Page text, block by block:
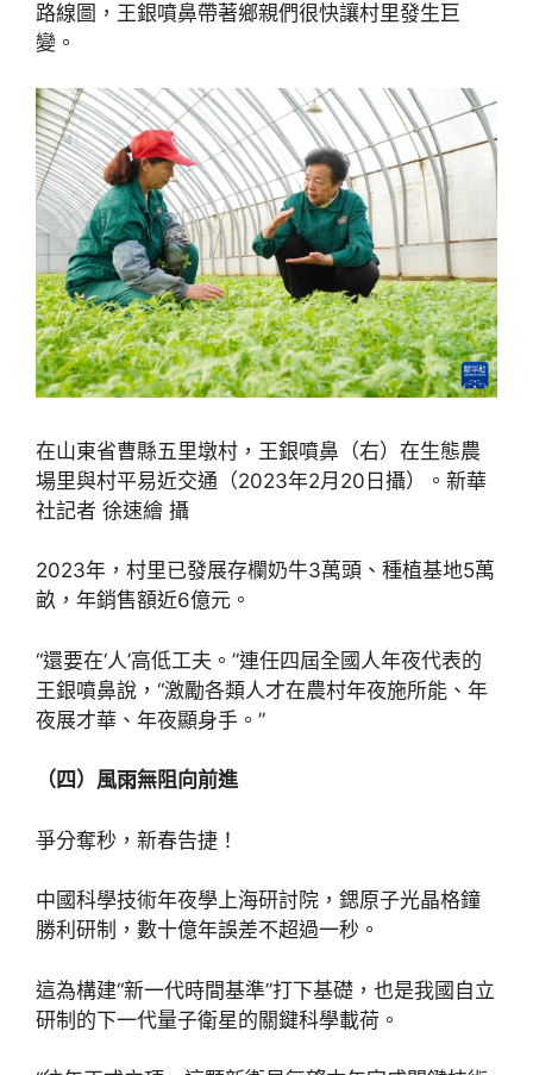
路線圖，王銀噴鼻帶著鄉親們很快讓村里發生巨
變。
在山東省曹縣五里墩村，王銀噴鼻（右）在生態農
場里與村平易近交通（2023年2月20日攝）。新華
社記者 徐速繪 攝
2023年，村里已發展存欄奶牛3萬頭、種植基地5萬
畝，年銷售額近6億元。
“還要在‘人’高低工夫。”連任四屆全國人年夜代表的
王銀噴鼻說，“激勵各類人才在農村年夜施所能、年
夜展才華、年夜顯身手。”
（四）風雨無阻向前進
爭分奪秒，新春告捷！
中國科學技術年夜學上海研討院，鍶原子光晶格鐘
勝利研制，數十億年誤差不超過一秒。
這為構建“新一代時間基準”打下基礎，也是我國自立
研制的下一代量子衛星的關鍵科學載荷。